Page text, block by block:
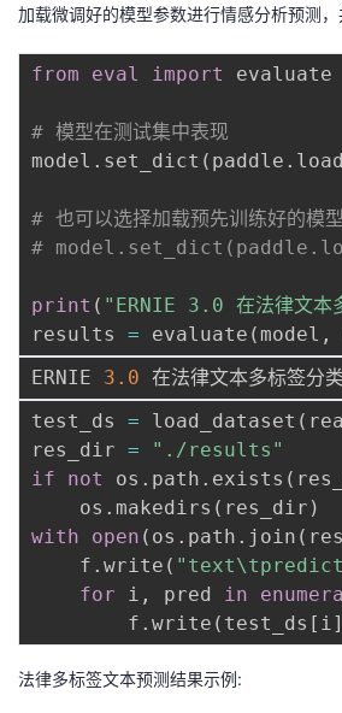
加载微调好的模型参数进行情感分析预测
from eval import evaluate
# 模型在测试集中表现
model . set_dict ( paddle . load
# 也可以选择加载预先训练好的模
#
print ( "ERNIE 3.0 在法律文本
results = evaluate ( model ,
ERNIE 3.0 在法律文本多标签
test_ds = load_dataset (
res_dir =
"./results"
if
not os . path . exists (
    os
. makedirs ( res_dir )
with
open ( os . path . join (
    f
. write (
for i , pred in
        f
. write ( test_ds [ i ]
法律多标签文本预测结果示例: